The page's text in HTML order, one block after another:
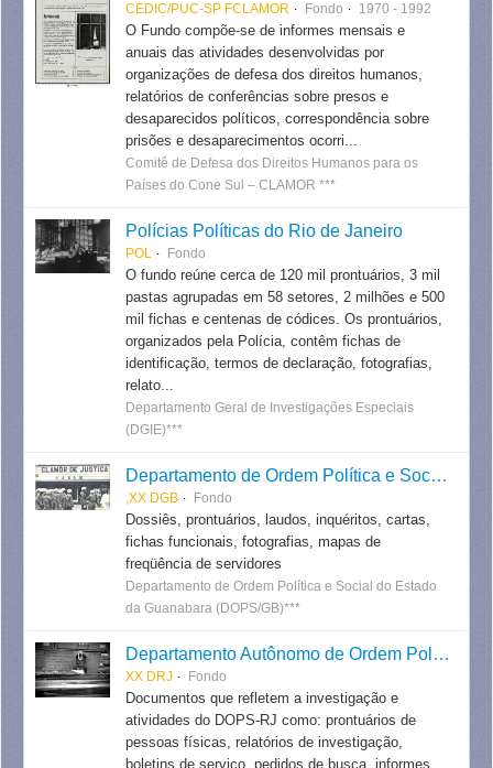
CEDIC/PUC-SP FCLAMOR Fondo 1970 - 1992
O Fundo compõe-se de informes mensais e
anuais das atividades desenvolvidas por
organizações de defesa dos direitos humanos,
relatórios de conferências sobre presos e
desaparecidos políticos, correspondência sobre
prisões e desaparecimentos ocorri...
Comitê de Defesa dos Direitos Humanos para os
Países do Cone Sul – CLAMOR ***
Polícias Políticas do Rio de Janeiro
POL Fondo
O fundo reúne cerca de 120 mil prontuários, 3 mil
pastas agrupadas em 58 setores, 2 milhões e 500
mil fichas e centenas de códices. Os prontuários,
organizados pela Polícia, contêm fichas de
identificação, termos de declaração, fotografias,
relato...
Departamento Geral de Investigações Especiais
(DGIE)***
Departamento de Ordem Política e Social do Estado da Guanabara
,XX DGB Fondo
Dossiês, prontuários, laudos, inquéritos, cartas,
fichas funcionais, fotografias, mapas de
freqüência de servidores
Departamento de Ordem Política e Social do Estado
da Guanabara (DOPS/GB)***
Departamento Autônomo de Ordem Política e Social do Estado do Rio de Janeiro
XX DRJ Fondo
Documentos que refletem a investigação e
atividades do DOPS-RJ como: prontuários de
pessoas físicas, relatórios de investigação,
boletins de serviço, pedidos de busca, informes,